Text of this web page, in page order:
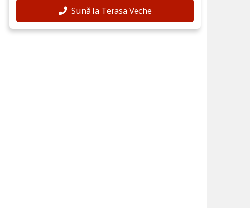
Sună la Terasa Veche